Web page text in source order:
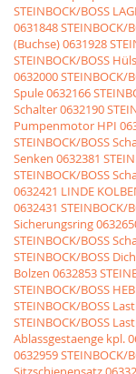
STEINBOCK/BOSS
0631848 STEINBOCK/
(Buchse)0631928
STEINBOCK/BOSS
0632000 STEINBOCK/
Spule0632166
Schalter0632190
Pumpenmotor HPI
STEINBOCK/BOSS
Senken 0632381
STEINBOCK/BOSS
0632421 LINDE
0632431 STEINBOCK/
Sicherungsring
STEINBOCK/BOSS
STEINBOCK/BOSS
Bolzen 0632853
STEINBOCK/BOSS
STEINBOCK/BOSS
STEINBOCK/BOSS
Ablassgestaenge kpl.
0632959 STEINBOCK/